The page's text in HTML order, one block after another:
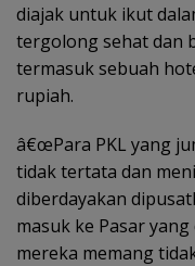
diajak untuk ikut
tergolong sehat dan
termasuk sebuah
rupiah.
â€œPara PKL yang
tidak tertata dan
diberdayakan
masuk ke Pasar
mereka memang